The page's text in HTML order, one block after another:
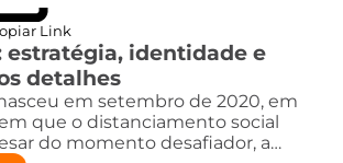
Link
estratégia, identidade e
detalhes
em setembro de 2020, em
que o distanciamento social
do momento desafiador, a…